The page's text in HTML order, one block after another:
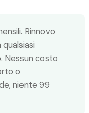
Rinnovo
Nessun costo
o
niente 99